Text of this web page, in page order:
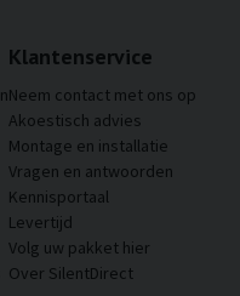
Klantenservice
Neem contact met ons op
Akoestisch advies
Montage en installatie
Vragen en antwoorden
Kennisportaal
Levertijd
Volg uw pakket hier
Over SilentDirect